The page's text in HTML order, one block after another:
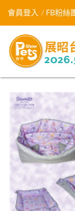
會員登入 FB粉絲